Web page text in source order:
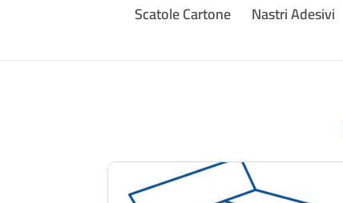
Scatole Cartone Nastri Adesivi